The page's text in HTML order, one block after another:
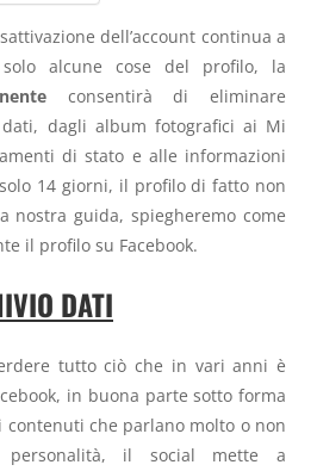
dell’account continua a
alcune cose del profilo, la
consentirà di eliminare
dagli album fotografici ai Mi
di stato e alle informazioni
14 giorni, il profilo di fatto non
nostra guida, spiegheremo come
il profilo su Facebook.
DATI
tutto ciò che in vari anni è
in buona parte sotto forma
che parlano molto o non
il social mette a